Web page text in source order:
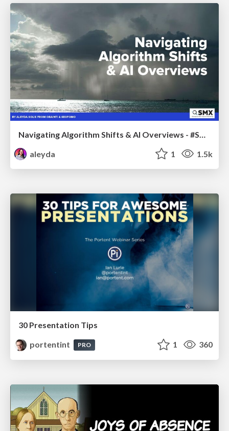
aleyda
1 1.5k
30 Presentation Tips
portentint
PRO 1 360